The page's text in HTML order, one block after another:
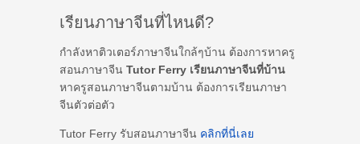
เรียนภาษาจีนที่ไหนดี?
กำลังหาติวเตอร์ภาษาจีนใกล้ๆบ้าน ต้องการหาครู
สอนภาษาจีน Tutor Ferry เรียนภาษาจีนที่บ้าน
หาครูสอนภาษาจีนตามบ้าน ต้องการเรียนภาษา
จีนตัวต่อตัว
Tutor Ferry รับสอนภาษาจีน คลิกที่นี่เลย